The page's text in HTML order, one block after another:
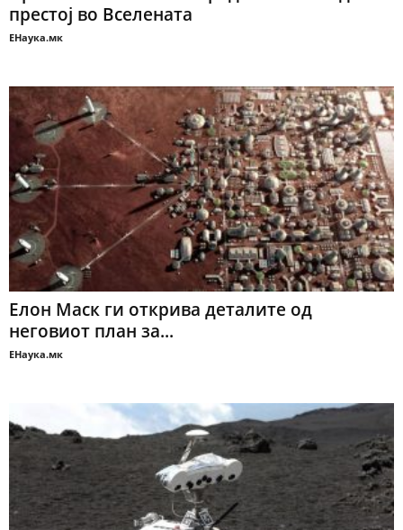
престој во Вселената
ЕНаука.мк
Елон Маск ги открива деталите од
неговиот план за...
ЕНаука.мк